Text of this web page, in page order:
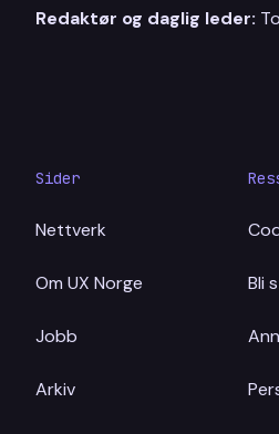
Redaktør og daglig leder:
Sider
Nettverk
Om UX Norge
Jobb
Arkiv
Bli